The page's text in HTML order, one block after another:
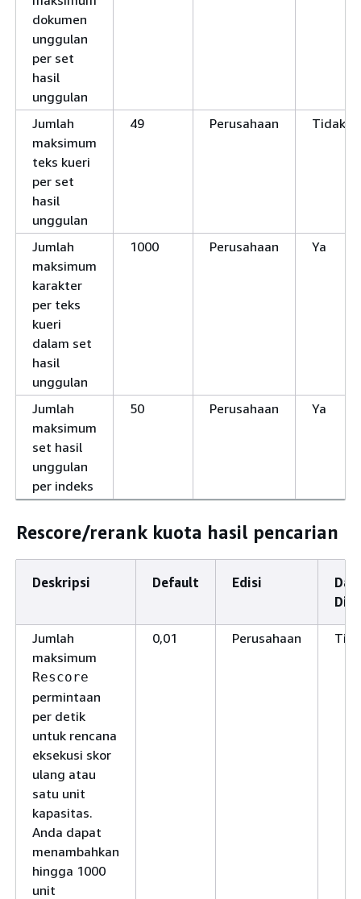
dokumen
unggulan
per set
hasil
unggulan
Jumlah
maksimum
teks kueri
per set
hasil
unggulan
49 Perusahaan Tidak
Jumlah
maksimum
karakter
per teks
kueri
dalam set
hasil
unggulan
1000 Perusahaan Ya
Jumlah
maksimum
set hasil
unggulan
per indeks
50 Perusahaan Ya
Rescore/rerank kuota hasil pencarian
Deskripsi Default Edisi
Jumlah
maksimum
Rescore
permintaan
per detik
untuk rencana
eksekusi skor
ulang atau
satu unit
kapasitas.
Anda dapat
menambahkan
hingga 1000
unit
0,01 Perusahaan